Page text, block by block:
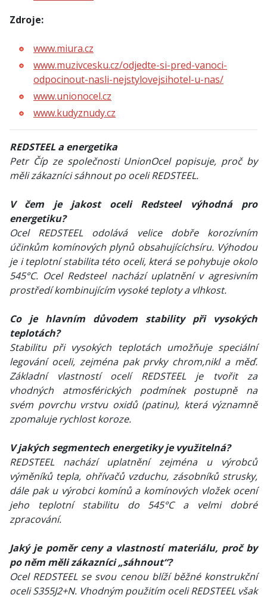
Zdroje:
www.miura.cz
www.muzivcesku.cz/odjedte-si-pred-vanoci-
odpocinout-nasli-nejstylovejsihotel-u-nas/
www.unionocel.cz
www.kudyznudy.cz
REDSTEEL a energetika
Petr Číp ze společnosti UnionOcel popisuje, proč by
měli zákazníci sáhnout po oceli REDSTEEL.
V čem je jakost oceli Redsteel výhodná pro
energetiku?
Ocel REDSTEEL odolává velice dobře korozívním
účinkům komínových plynů obsahujícíchsíru. Výhodou
je i teplotní stabilita této oceli, která se pohybuje okolo
545°C. Ocel Redsteel nachází uplatnění v agresivním
prostředí kombinujícím vysoké teploty a vlhkost.
Co je hlavním důvodem stability při vysokých
teplotách?
Stabilitu při vysokých teplotách umožňuje speciální
legování oceli, zejména pak prvky chrom,nikl a měď.
Základní vlastností ocelí REDSTEEL je tvořit za
vhodných atmosférických podmínek postupně na
svém povrchu vrstvu oxidů (patinu), která významně
zpomaluje rychlost koroze.
V jakých segmentech energetiky je využitelná?
REDSTEEL nachází uplatnění zejména u výrobců
výměníků tepla, ohřívačů vzduchu, zásobníků strusky,
dále pak u výrobci komínů a komínových vložek ocení
jeho teplotní stabilitu do 545°C a velmi dobré
zpracování.
Jaký je poměr ceny a vlastností materiálu, proč by
po něm měli zákazníci „sáhnout“?
Ocel REDSTEEL se svou cenou blíží běžné konstrukční
oceli S355J2+N. Vhodným použitím oceli REDSTEEL však